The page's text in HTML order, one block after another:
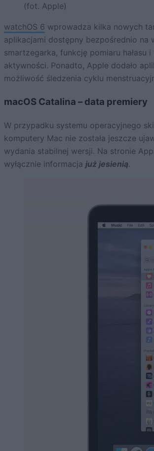
(fot. Apple)
watchOS 6 wprowadza kilka nowych
aplikacjami dostępny bezpośrednio na
smartzegarka, funkcję pomiaru hałasu i
aktywności. Ponadto, Apple dodało
możliwość śledzenia cyklu
macOS Catalina – data premiery
W przypadku systemu operacyjnego
komputery Mac nie została jeszcze
wydania stabilnej wersji. Na stronie
wyłącznie informacja już jesienią.